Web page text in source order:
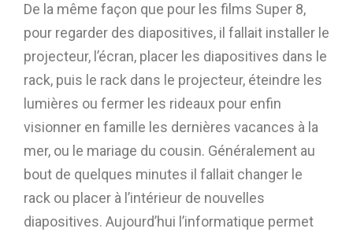
De la même façon que pour les films Super 8,
pour regarder des diapositives, il fallait installer le
projecteur, l’écran, placer les diapositives dans le
rack, puis le rack dans le projecteur, éteindre les
lumières ou fermer les rideaux pour enfin
visionner en famille les dernières vacances à la
mer, ou le mariage du cousin. Généralement au
bout de quelques minutes il fallait changer le
rack ou placer à l’intérieur de nouvelles
diapositives. Aujourd’hui l’informatique permet